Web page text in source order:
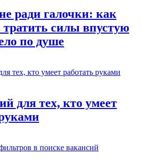
ради галочки: как
тратить силы впустую
по душе
для тех, кто умеет